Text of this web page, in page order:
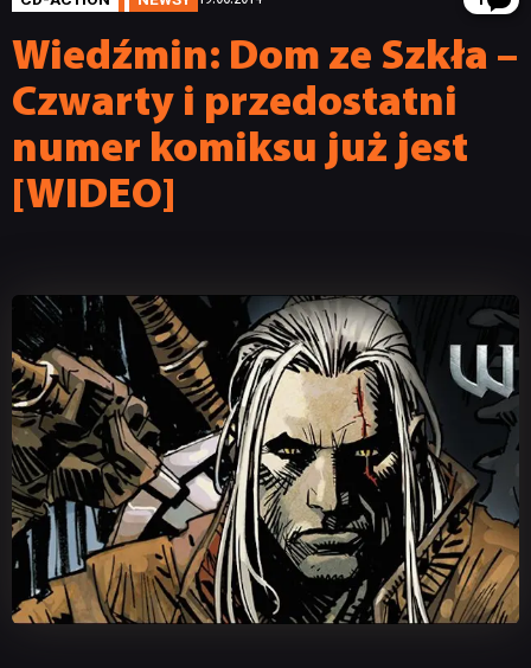
Wiedźmin: Dom ze Szkła –
Czwarty i przedostatni
numer komiksu już jest
[WIDEO]